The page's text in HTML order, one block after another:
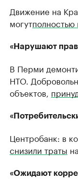
Движение на
могутполностью
«Нарушают
В Перми
НТО.
объектов,
Центробанк: в
снизили траты
«Ожидают